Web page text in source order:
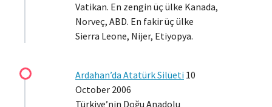
Vatikan. En zengin üç ülke Kanada,
Norveç, ABD. En fakir üç ülke
Sierra Leone, Nijer, Etiyopya.
Ardahan’da Atatürk Silüeti 10
October 2006
Türkiye’nin Doğu Anadolu